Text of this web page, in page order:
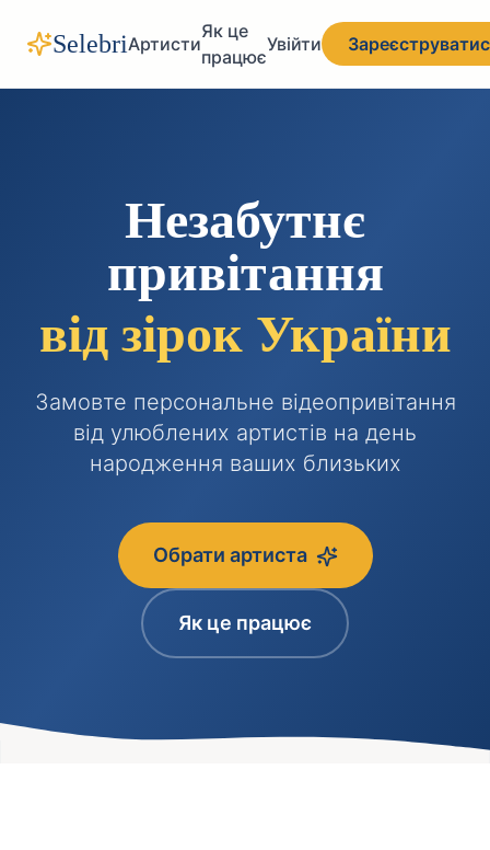
SelebriАртисти
Як це
працює
Увійти
Незабутнє
привітання
від зірок України
Замовте персональне відеопривітання
від улюблених артистів на день
народження ваших близьких
Обрати артиста
Як це працює